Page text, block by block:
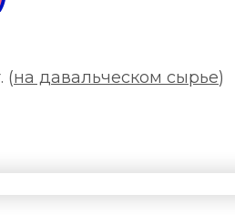
(на давальческом сырье)